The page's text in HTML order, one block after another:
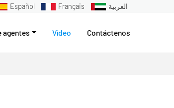
Español Français العربية
agentes Vídeo Contáctenos